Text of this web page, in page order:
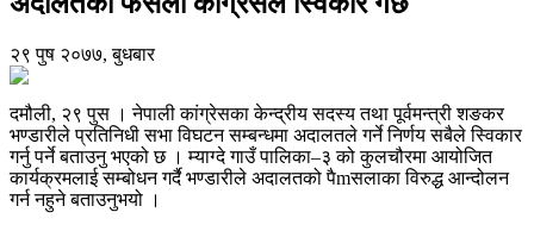
२९ पुष २०७७, बुधबार
दमौली, २९ पुस । नेपाली कांग्रेसका केन्द्रीय सदस्य तथा पूर्वमन्त्री शङकर
भण्डारीले प्रतिनिधी सभा विघटन सम्बन्धमा अदालतले गर्ने निर्णय सबैले स्विकार
गर्नु पर्ने बताउनु भएको छ । म्याग्दे गाउँ पालिका–३ को कुलचौरमा आयोजित
कार्यक्रमलाई सम्बोधन गर्दै भण्डारीले अदालतको पैmसलाका विरुद्ध आन्दोलन
गर्न नहुने बताउनुभयो ।